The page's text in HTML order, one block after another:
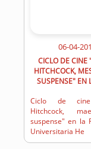
06-04-
CICLO DE CINE
HITCHCOCK,
SUSPENSE" EN
Ciclo de
Hitchcock,
suspense" en la
Universitaria He